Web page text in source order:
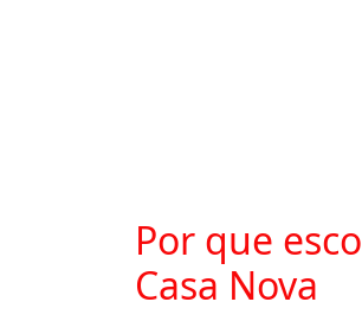
Por que
Casa Nova